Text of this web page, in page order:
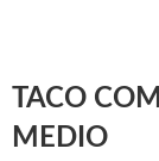
TACO COMBI
MEDIO